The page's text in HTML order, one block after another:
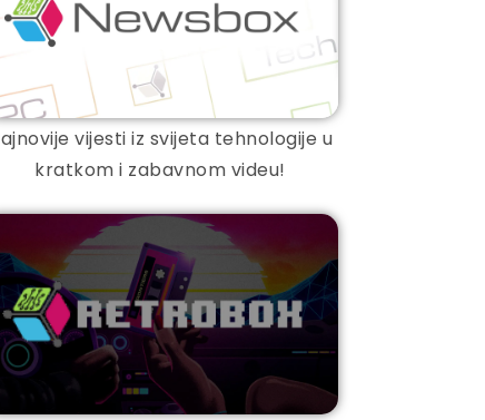
vijesti iz svijeta tehnologije u
kratkom i zabavnom videu!